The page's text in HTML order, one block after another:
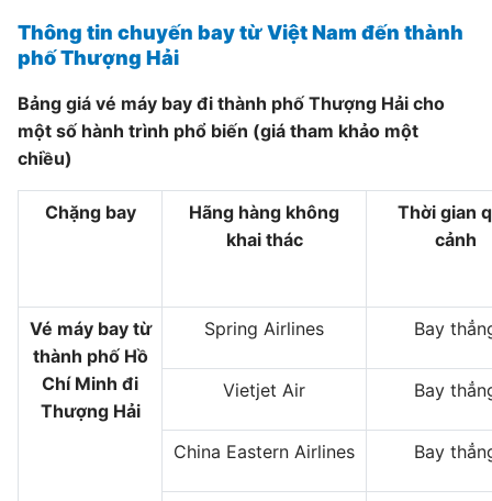
Thông tin chuyến bay từ Việt Nam đến thành
phố Thượng Hải
Bảng giá vé máy bay đi thành phố Thượng Hải cho
một số hành trình phổ biến (giá tham khảo một
chiều)
Chặng bay
Hãng hàng không
khai thác
Thời gian
cảnh
Vé máy bay từ
thành phố Hồ
Chí Minh đi
Thượng Hải
Spring Airlines Bay
Vietjet Air Bay
China Eastern Airlines Bay